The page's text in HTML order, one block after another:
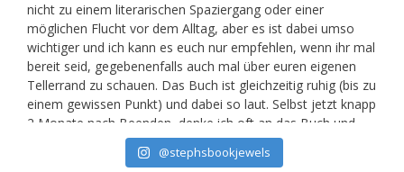
@stephsbookjewels